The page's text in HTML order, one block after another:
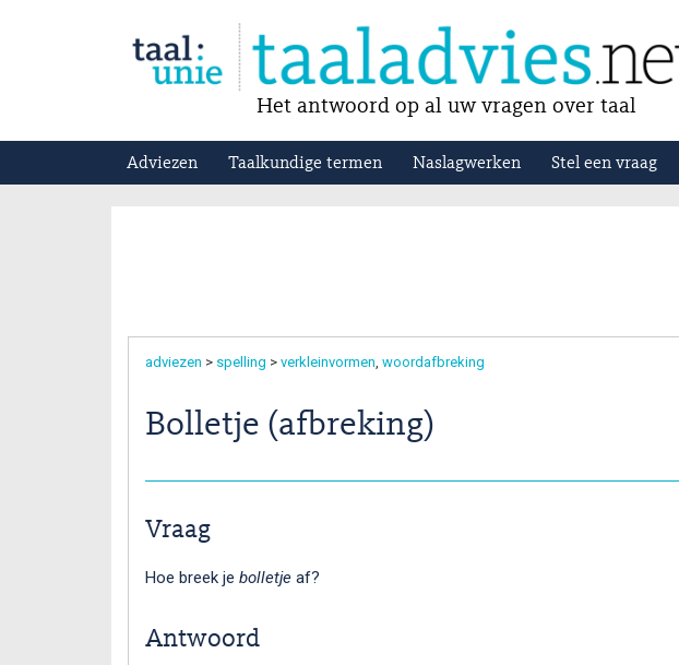
Het antwoord op al uw vragen over taal
Adviezen Taalkundige termen Naslagwerken Stel een vraag
adviezen > spelling > verkleinvormen woordafbreking
Bolletje (afbreking)
Vraag
Hoe breek je bolletje af?
Antwoord